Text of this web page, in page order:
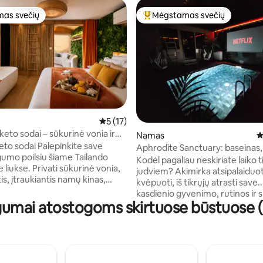
iš 5, atsiliepimų: 152
svečių
svečių
Vidutinis įvertinimas: 5 iš 5, atsiliepimų: 17
5 (17)
sodai – sūkurinė vonia ir
save
poilsiu šiame Tailando
sūkurinė vonia,
įtraukiantis namų kinas,
su sofa, veranda, pilnai
„zen“ atmosfera ir
Svečių mėgstamiausias
Mėgstamas svečių
Namas
Aphrodite Sanctuary:
kino teatras, pirtis ir SPA
Kodėl pagaliau neskiriate laiko
judviem? Akimirka
kvėpuoti, iš tikrųjų atrasti
kasdienio gyvenimo, rutinos ir
Įsikūręs Fêche-l'Église, už 15
nuo Belforto ir Montbéliard, už
pagaliau sulėtinti tempą ir
atostogoms skirtuose būstuose